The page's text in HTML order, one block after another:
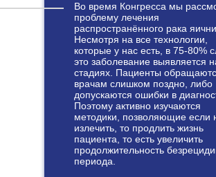
Во время Конгресса мы
проблему лечения
распространённого рака
Несмотря на все технологии,
которые у нас есть, в 75-80%
это заболевание выявляется
стадиях. Пациенты
врачам слишком поздно, либо
допускаются ошибки в
Поэтому активно изучаются
методики, позволяющие если
излечить, то продлить жизнь
пациента, то есть увеличить
продолжительность
периода.